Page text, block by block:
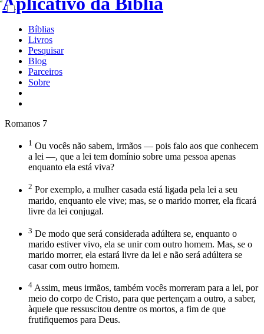
Bíblias
Livros
Pesquisar
Blog
Parceiros
Sobre
Romanos 7
1 Ou vocês não sabem, irmãos — pois falo aos que conhecem
a lei —, que a lei tem domínio sobre uma pessoa apenas
enquanto ela está viva?
2 Por exemplo, a mulher casada está ligada pela lei a seu
marido, enquanto ele vive; mas, se o marido morrer, ela ficará
livre da lei conjugal.
3 De modo que será considerada adúltera se, enquanto o
marido estiver vivo, ela se unir com outro homem. Mas, se o
marido morrer, ela estará livre da lei e não será adúltera se
casar com outro homem.
4 Assim, meus irmãos, também vocês morreram para a lei, por
meio do corpo de Cristo, para que pertençam a outro, a saber,
àquele que ressuscitou dentre os mortos, a fim de que
frutifiquemos para Deus.